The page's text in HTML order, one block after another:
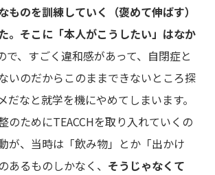
ものを訓練していく（褒めて伸ばす）
。 そこに「本人がこうしたい」はなか
で、すごく違和感があって、自閉症と
いのだからこのままできないところ探
だなと就学を機にやめてしまいます。
のためにTEACCHを取り入れていくの
が、当時は「飲み物」とか「出かけ
あるものしかなく、 そうじゃなくて